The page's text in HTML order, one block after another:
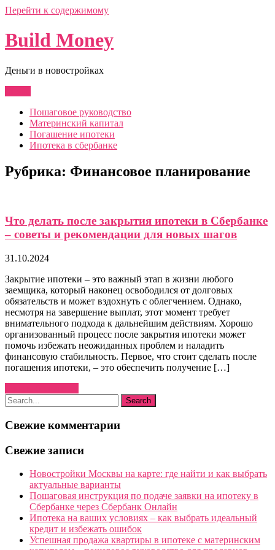
Перейти к содержимому
Build Money
Деньги в новостройках
Пошаговое руководство
Материнский капитал
Погашение ипотеки
Ипотека в сбербанке
Рубрика: Финансовое планирование
Что делать после закрытия ипотеки в Сбербанке
– советы и рекомендации для новых шагов
31.10.2024
Закрытие ипотеки – это важный этап в жизни любого
заемщика, который наконец освободился от долговых
обязательств и может вздохнуть с облегчением. Однако,
несмотря на завершение выплат, этот момент требует
внимательного подхода к дальнейшим действиям. Хорошо
организованный процесс после закрытия ипотеки может
помочь избежать неожиданных проблем и наладить
финансовую стабильность. Первое, что стоит сделать после
погашения ипотеки, – это обеспечить получение […]
Свежие комментарии
Свежие записи
Новостройки Москвы на карте: где найти и как выбрать
актуальные варианты
Пошаговая инструкция по подаче заявки на ипотеку в
Сбербанке через Сбербанк Онлайн
Ипотека на ваших условиях – как выбрать идеальный
кредит и избежать ошибок
Успешная продажа квартиры в ипотеке с материнским